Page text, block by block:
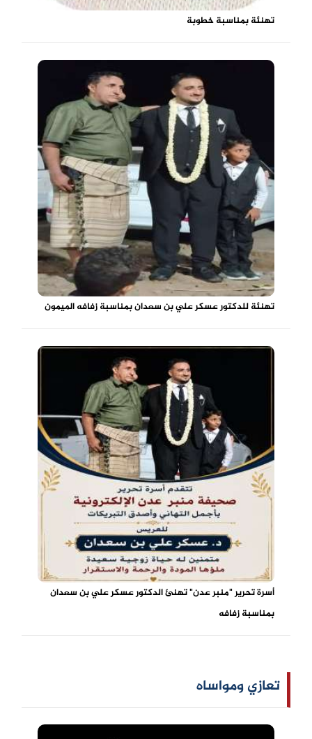
تهنئة بمناسبة خطوبة
تهنئة للدكتور عسكر علي بن سعدان بمناسبة زفافه الميمون
أسرة تحرير "منبر عدن" تهنئ الدكتور عسكر علي بن سعدان
بمناسبة زفافه
تعازي ومواساه